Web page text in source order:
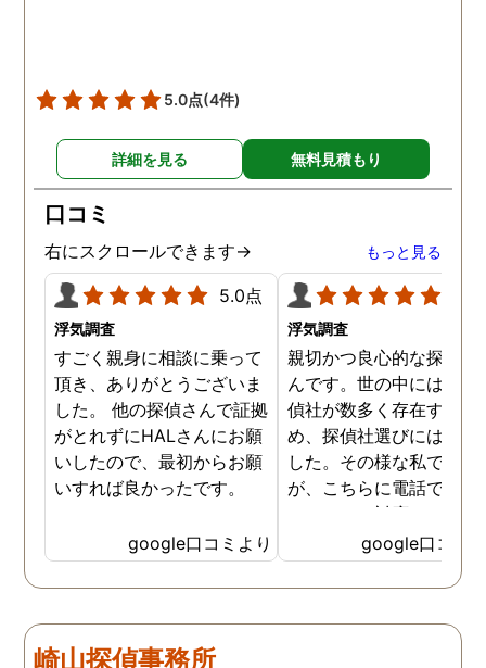
5.0点(4件)
詳細を見る 無料見積もり
口コミ
右にスクロールできます→ もっと見る
5.0点
浮気調査
すごく親身に相談に乗って
頂き、ありがとうございま
した。 他の探偵さんで証拠
がとれずにHALさんにお願
いしたので、最初からお願
いすれば良かったです。
google口コミより
浮気調査
親切かつ良心的な探偵社
んです。世の中には詐欺
偵社が数多く存在するた
め、探偵社選びには慎重
した。その様な私でした
が、こちらに電話で相談
たところ、対応された方
探偵のノウハウまで丁寧
教えて下さったのです。
用できると思い、早速お
は、仕事も丁寧で調査内
google口コミ
崎山探偵事務所